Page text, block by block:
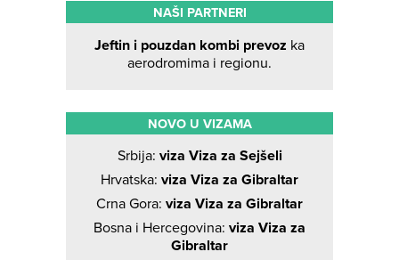
NAŠI PARTNERI
Jeftin i pouzdan kombi prevoz ka
aerodromima i regionu.
NOVO U VIZAMA
Srbija: viza Viza za Sejšeli
Hrvatska: viza Viza za Gibraltar
Crna Gora: viza Viza za Gibraltar
Bosna i Hercegovina: viza Viza za
Gibraltar